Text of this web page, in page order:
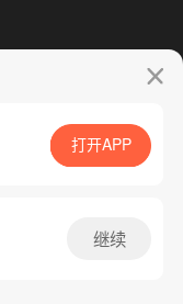
App免费看
打开APP
继续